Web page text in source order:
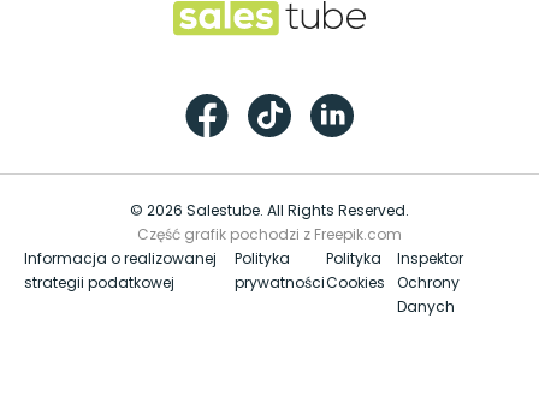
Salestube
FacebookTikTok LinkedIn
© 2026 Salestube. All Rights Reserved.
Część grafik pochodzi z Freepik.com
Informacja o realizowanej
strategii podatkowej
Polityka
prywatności
Polityka
Cookies
Inspektor
Ochrony
Danych